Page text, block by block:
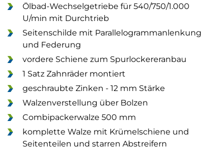
Ölbad-Wechselgetriebe für 540/750/1.000
U/min mit Durchtrieb
Seitenschilde mit Parallelogrammanlenkung
und Federung
vordere Schiene zum Spurlockereranbau
1 Satz Zahnräder montiert
geschraubte Zinken - 12 mm Stärke
Walzenverstellung über Bolzen
Combipackerwalze 500 mm
komplette Walze mit Krümelschiene und
Seitenteilen und starren Abstreifern